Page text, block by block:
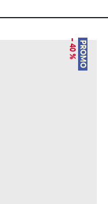
PROMO
– 40 %